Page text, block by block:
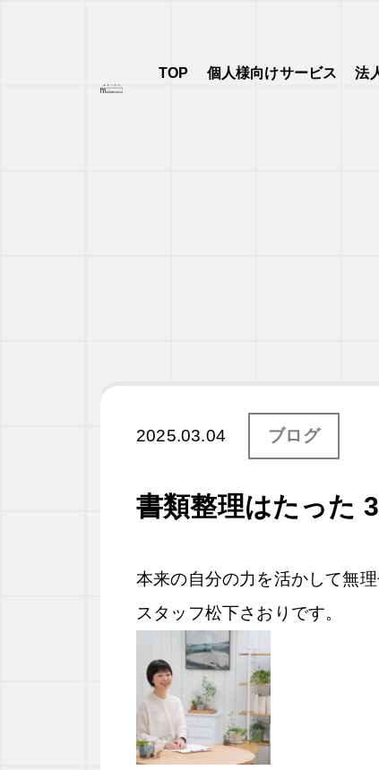
TOP 個人様向けサービス 法
2025.03.04 ブログ
書類整理はたった
本来の自分の力を活かして無
スタッフ松下さおりです。